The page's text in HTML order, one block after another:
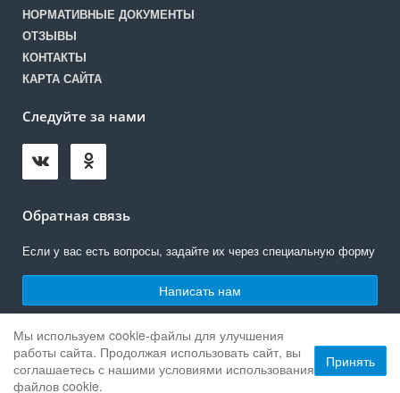
НОРМАТИВНЫЕ ДОКУМЕНТЫ
ОТЗЫВЫ
КОНТАКТЫ
КАРТА САЙТА
Следуйте за нами
Обратная связь
Если у вас есть вопросы, задайте их через специальную форму
Написать нам
© 2020 ЧПОУ «Златоустовский юридический колледж «Ицыл»»
Мы используем cookie-файлы для улучшения
работы сайта. Продолжая использовать сайт, вы
соглашаетесь с нашими условиями использования
файлов cookie.
Принять